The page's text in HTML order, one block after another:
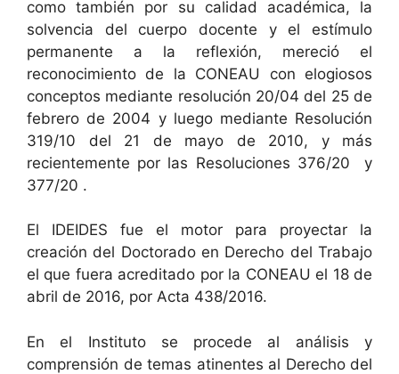
como también por su calidad académica, la
solvencia del cuerpo docente y el estímulo
permanente a la reflexión, mereció el
reconocimiento de la CONEAU con elogiosos
conceptos mediante resolución 20/04 del 25 de
febrero de 2004 y luego mediante Resolución
319/10 del 21 de mayo de 2010, y más
recientemente por las Resoluciones 376/20 y
377/20 .
El IDEIDES fue el motor para proyectar la
creación del Doctorado en Derecho del Trabajo
el que fuera acreditado por la CONEAU el 18 de
abril de 2016, por Acta 438/2016.
En el Instituto se procede al análisis y
comprensión de temas atinentes al Derecho del